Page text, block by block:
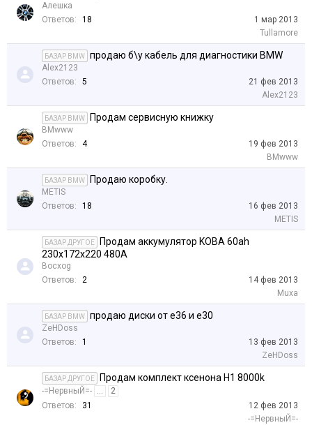
Алешка
Ответов:
18
1 мар 2013
Tullamore
БАЗАР BMW продаю б\у кабель для диагностики BMW
Alex2123
Ответов:
5
21 фев 2013
Alex2123
БАЗАР BMW Продам сервисную книжку
BMwww
Ответов:
4
19 фев 2013
BMwww
БАЗАР BMW Продаю коробку.
METIS
Ответов:
18
16 фев 2013
METIS
БАЗАР ДРУГОЕ
Продам аккумулятор KOBA 60ah
230x172x220 480A
Bocxog
Ответов:
2
14 фев 2013
Muxa
БАЗАР BMW продаю диски от е36 и е30
ZeHDoss
Ответов:
1
13 фев 2013
ZeHDoss
БАЗАР ДРУГОЕ Продам комплект ксенона H1 8000k
-=НервныЙ=- ...
2
Ответов:
31
12 фев 2013
-=НервныЙ=-